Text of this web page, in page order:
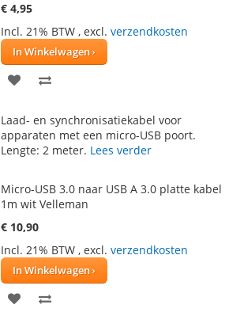
€ 4,95
Incl. 21% BTW , excl. verzendkosten
In Winkelwagen
VOEG
AAN
VERLANGLIJST
TE
Laad- en synchronisatiekabel voor
apparaten met een micro-USB poort.
Lengte: 2 meter. Lees verder
Micro-USB 3.0 naar USB A 3.0 platte kabel
1m wit Velleman
€ 10,90
Incl. 21% BTW , excl. verzendkosten
In Winkelwagen
VOEG